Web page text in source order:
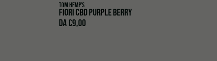
TOM HEMP'S
FIORI CBD PURPLE BERRY
DA€9,00